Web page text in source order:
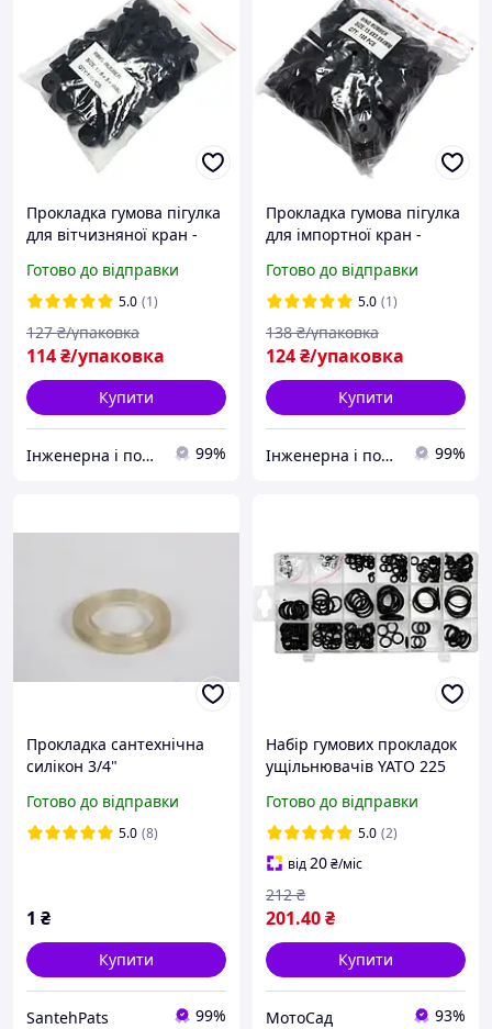
Прокладка гумова пігулка
для вітчизняної кран -
4 мм упаковка 100 штук
Готово до відправки
5.0 (1)
114₴/упаковка
127 ₴/упаковка
Купити
Інженерна і побутова сантехніка компанії PARTNЁR 99%
Прокладка гумова пігулка
для імпортної кран -
х 4 мм упаковка 100 штук
Готово до відправки
5.0 (1)
124₴/упаковка
138 ₴/упаковка
Купити
Інженерна і побутова сантехніка компанії PARTNЁR 99%
Прокладка сантехнічна
силікон 3/4"
Готово до відправки
5.0 (8)
1 ₴
Купити
SantehPats 99%
Набір гумових прокладок
ущільнювачів YATO 225
Готово до відправки
5.0 (2)
від20₴/міс
201.40₴
212 ₴
Купити
МотоСад 93%